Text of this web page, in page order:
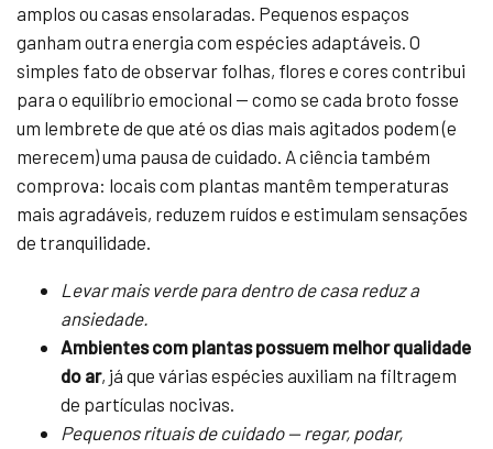
amplos ou casas ensolaradas. Pequenos espaços
ganham outra energia com espécies adaptáveis. O
simples fato de observar folhas, flores e cores contribui
para o equilíbrio emocional — como se cada broto fosse
um lembrete de que até os dias mais agitados podem (e
merecem) uma pausa de cuidado. A ciência também
comprova: locais com plantas mantêm temperaturas
mais agradáveis, reduzem ruídos e estimulam sensações
de tranquilidade.
Levar mais verde para dentro de casa reduz a
ansiedade.
Ambientes com plantas possuem melhor qualidade
do ar, já que várias espécies auxiliam na filtragem
de partículas nocivas.
Pequenos rituais de cuidado — regar, podar,